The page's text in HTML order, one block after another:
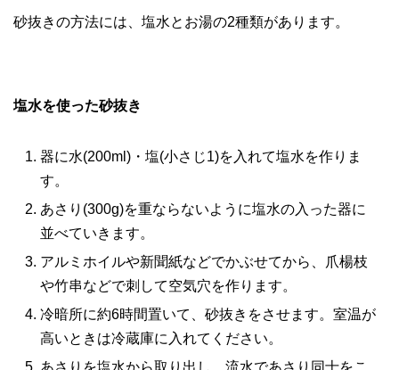
砂抜きの方法には、塩水とお湯の2種類があります。
塩水を使った砂抜き
器に水(200ml)・塩(小さじ1)を入れて塩水を作りま
す。
あさり(300g)を重ならないように塩水の入った器に
並べていきます。
アルミホイルや新聞紙などでかぶせてから、爪楊枝
や竹串などで刺して空気穴を作ります。
冷暗所に約6時間置いて、砂抜きをさせます。室温が
高いときは冷蔵庫に入れてください。